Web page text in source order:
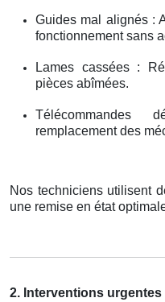
Guides mal alignés :
fonctionnement sans
Lames cassées :
pièces abîmées.
remplacement des
Nos techniciens utilisent
une remise en état
2. Interventions